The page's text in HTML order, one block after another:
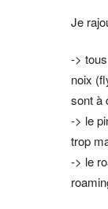
Je
->
noix
sont à
-> le
trop
-> le